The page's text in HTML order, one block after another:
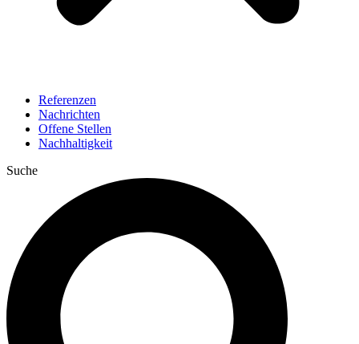
Referenzen
Nachrichten
Offene Stellen
Nachhaltigkeit
Suche